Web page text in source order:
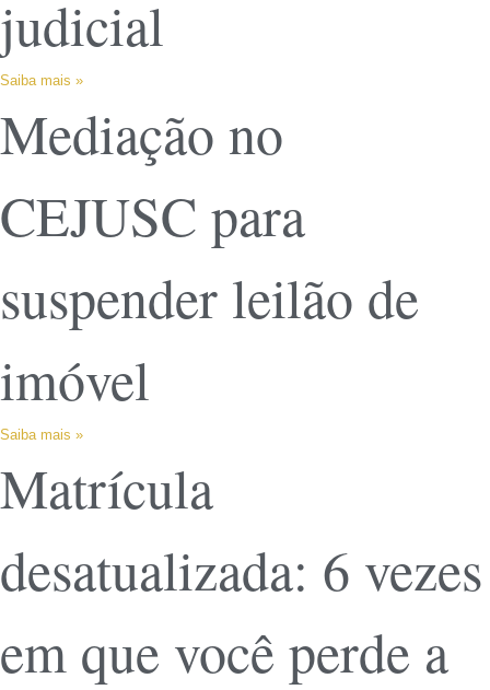
judicial
Saiba mais »
Mediação no
CEJUSC para
suspender leilão de
imóvel
Saiba mais »
Matrícula
desatualizada: 6 vezes
em que você perde a